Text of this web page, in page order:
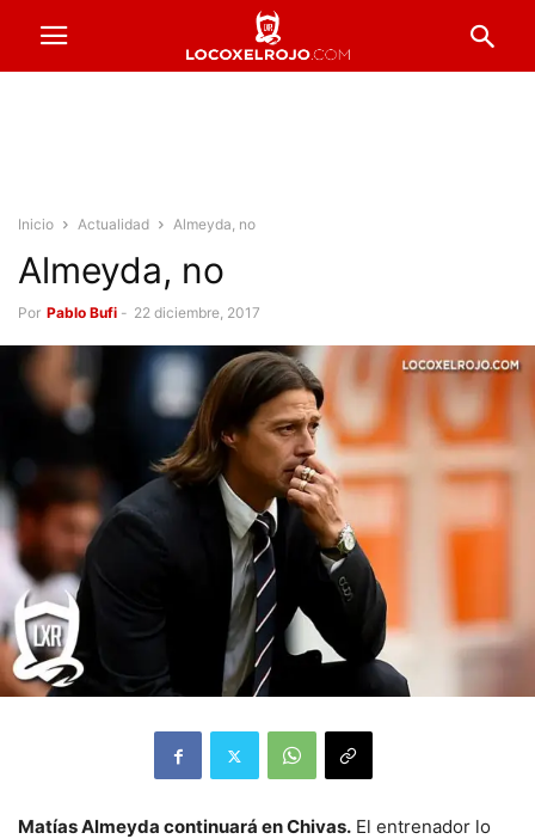
Inicio Actualidad Almeyda, no
Almeyda, no
Por Pablo Bufi - 22 diciembre, 2017
Matías Almeyda continuará en Chivas. El entrenador lo